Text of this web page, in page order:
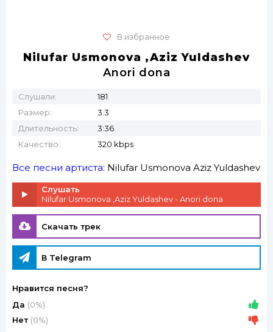
В избранное
Nilufar Usmonova ,Aziz Yuldashev
Anori dona
Слушали:
181
Размер:
3.3
Длительность:
3:36
Качество:
320 kbps
Все песни артиста: Nilufar Usmonova Aziz Yuldashev
Слушать
Nilufar Usmonova ,Aziz Yuldashev - Anori dona
Скачать трек
В Telegram
Нравится песня?
Да (0%)
Нет (0%)